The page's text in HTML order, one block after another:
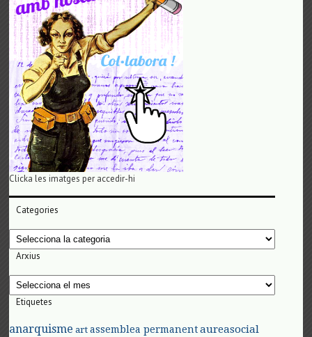
Clicka les imatges per accedir-hi
Categories
Categories
Arxius
Arxius
Etiquetes
anarquisme art assemblea permanent aureasocial